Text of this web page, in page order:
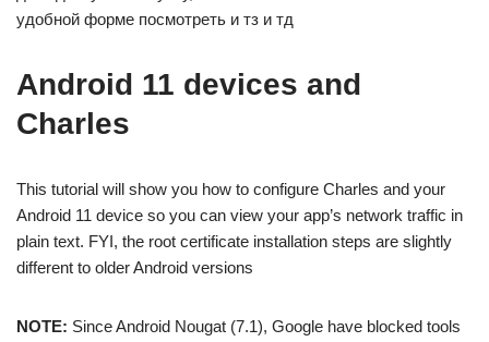
удобной форме посмотреть и тз и тд
Android 11 devices and
Charles
This tutorial will show you how to configure Charles and your
Android 11 device so you can view your app’s network traffic in
plain text. FYI, the root certificate installation steps are slightly
different to older Android versions
NOTE: Since Android Nougat (7.1), Google have blocked tools